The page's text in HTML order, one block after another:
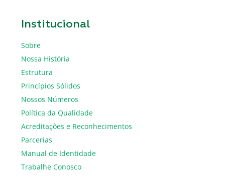
Institucional
Sobre
Nossa História
Estrutura
Princípios Sólidos
Nossos Números
Política da Qualidade
Acreditações e Reconhecimentos
Parcerias
Manual de Identidade
Trabalhe Conosco